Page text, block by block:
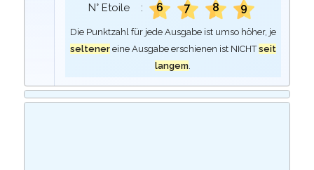
N° Etoile : 6 7 8 9
Die Punktzahl für jede Ausgabe ist umso höher, je
seltenereine Ausgabe erschienen ist NICHTseit
langem.